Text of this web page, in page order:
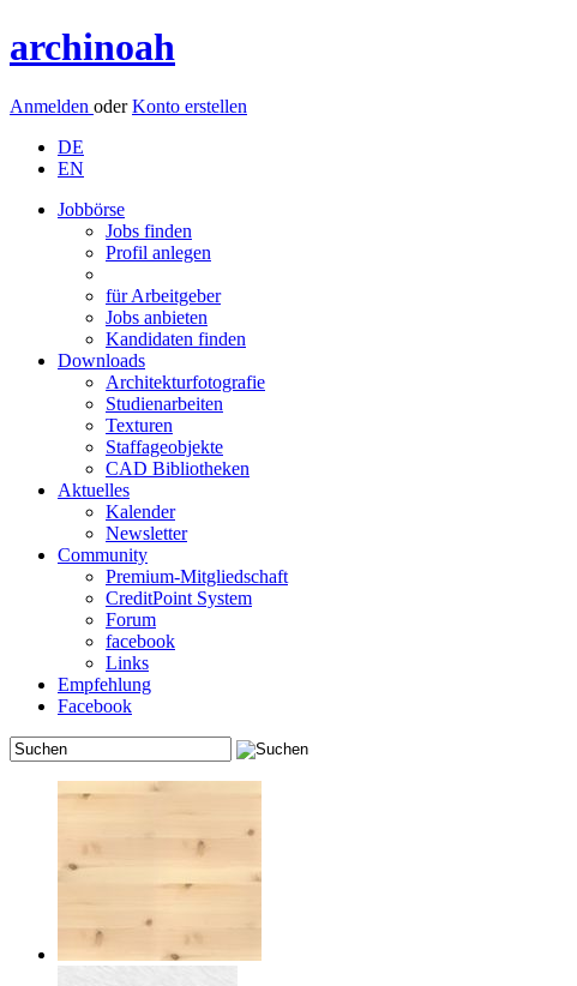
archinoah
Anmelden oderKonto erstellen
DE
EN
Jobbörse
Jobs finden
Profil anlegen
für Arbeitgeber
Jobs anbieten
Kandidaten finden
Downloads
Architekturfotografie
Studienarbeiten
Texturen
Staffageobjekte
CAD Bibliotheken
Aktuelles
Kalender
Newsletter
Community
Premium-Mitgliedschaft
CreditPoint System
Forum
facebook
Links
Empfehlung
Facebook